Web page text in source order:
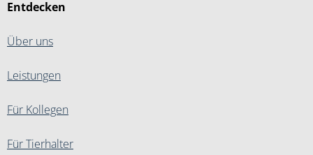
Entdecken
Über uns
Leistungen
Für Kollegen
Für Tierhalter